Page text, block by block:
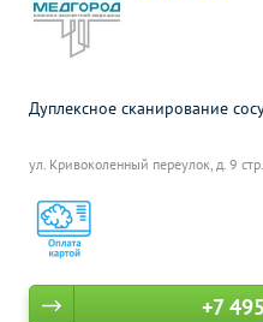
ул. Кривоколенный переулок, д. 9
Дуплексное сканирование
+7